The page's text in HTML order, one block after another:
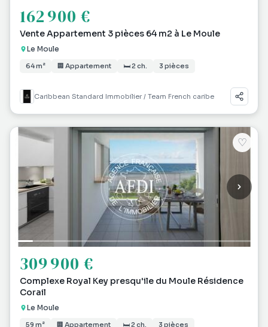
162 900 €
Vente Appartement 3 pièces 64 m2 à Le Moule
Le Moule
64 m² 🏢 Appartement 🛏 2 ch. 3 pièces
Caribbean Standard Immobilier / Team French caribe
♡
309 900 €
Complexe Royal Key presqu'ile du Moule Résidence
Corail
Le Moule
59 m² 🏢 Appartement 🛏 2 ch. 3 pièces